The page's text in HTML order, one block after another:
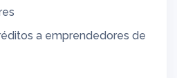
a emprendedores de